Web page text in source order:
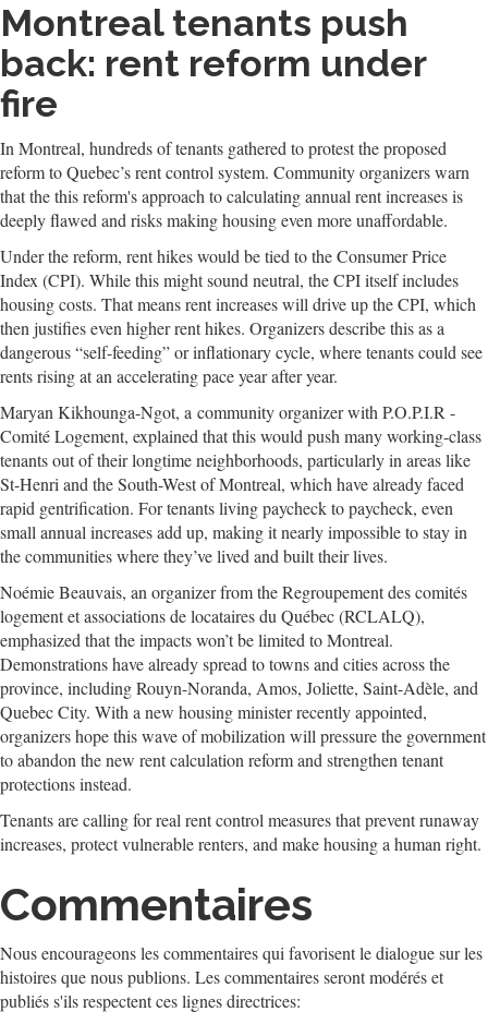
Montreal tenants push
back: rent reform under
fire
In Montreal, hundreds of tenants gathered to protest the proposed
reform to Quebec’s rent control system. Community organizers warn
that the this reform's approach to calculating annual rent increases is
deeply flawed and risks making housing even more unaffordable.
Under the reform, rent hikes would be tied to the Consumer Price
Index (CPI). While this might sound neutral, the CPI itself includes
housing costs. That means rent increases will drive up the CPI, which
then justifies even higher rent hikes. Organizers describe this as a
dangerous “self-feeding” or inflationary cycle, where tenants could see
rents rising at an accelerating pace year after year.
Maryan Kikhounga-Ngot, a community organizer with P.O.P.I.R -
Comité Logement, explained that this would push many working-class
tenants out of their longtime neighborhoods, particularly in areas like
St-Henri and the South-West of Montreal, which have already faced
rapid gentrification. For tenants living paycheck to paycheck, even
small annual increases add up, making it nearly impossible to stay in
the communities where they’ve lived and built their lives.
Noémie Beauvais, an organizer from the Regroupement des comités
logement et associations de locataires du Québec (RCLALQ),
emphasized that the impacts won’t be limited to Montreal.
Demonstrations have already spread to towns and cities across the
province, including Rouyn-Noranda, Amos, Joliette, Saint-Adèle, and
Quebec City. With a new housing minister recently appointed,
organizers hope this wave of mobilization will pressure the government
to abandon the new rent calculation reform and strengthen tenant
protections instead.
Tenants are calling for real rent control measures that prevent runaway
increases, protect vulnerable renters, and make housing a human right.
Commentaires
Nous encourageons les commentaires qui favorisent le dialogue sur les
histoires que nous publions. Les commentaires seront modérés et
publiés s'ils respectent ces lignes directrices: